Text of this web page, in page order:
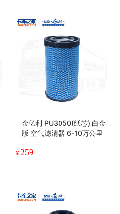
金亿利 PU3050(纸芯) 白金
版 空气滤清器 6-10万公里
¥259